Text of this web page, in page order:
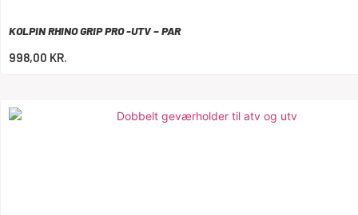
KOLPIN RHINO GRIP PRO -UTV – PAR
998,00 KR.